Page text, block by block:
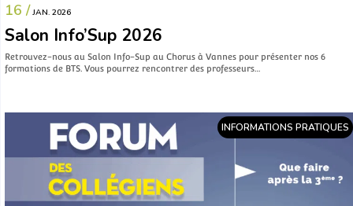
16 / JAN. 2026
Salon Info’Sup 2026
Retrouvez-nous au Salon Info-Sup au Chorus à Vannes pour présenter nos 6
formations de BTS. Vous pourrez rencontrer des professeurs…
INFORMATIONS PRATIQUES